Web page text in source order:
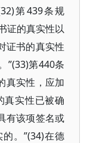
第439条规
证的真实性以
证书的真实性
”(33)第440条
真实性，应加
真实性已被确
有该项签名或
。”(34)在德